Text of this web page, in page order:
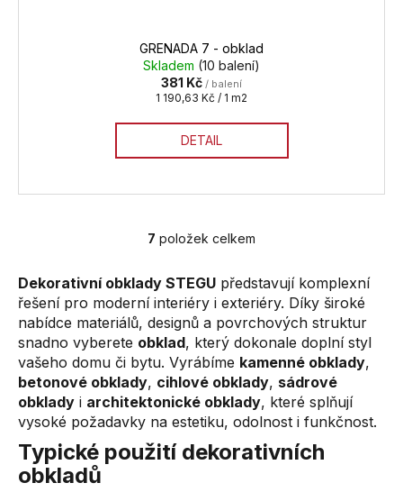
GRENADA 7 - obklad
Skladem (10 balení)
381 Kč / balení
Měrná
1 190,63 Kč / 1 m2
DETAIL
O
l
á
d
a
c
í
p
r
v
k
7 položek celkem
Dekorativní obklady STEGU představují komplexní
řešení pro moderní interiéry i exteriéry. Díky široké
nabídce materiálů, designů a povrchových struktur
snadno vyberete obklad, který dokonale doplní styl
vašeho domu či bytu. Vyrábíme kamenné obklady,
betonové obklady, cihlové obklady, sádrové
obklady i architektonické obklady, které splňují
vysoké požadavky na estetiku, odolnost i funkčnost.
Typické použití dekorativních
obkladů